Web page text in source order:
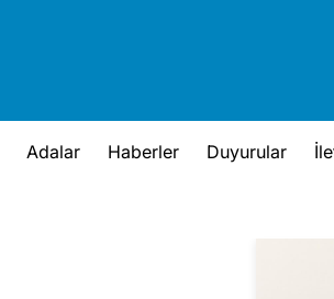
Adalar Haberler Duyurular